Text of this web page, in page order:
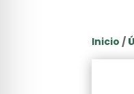
Inicio /